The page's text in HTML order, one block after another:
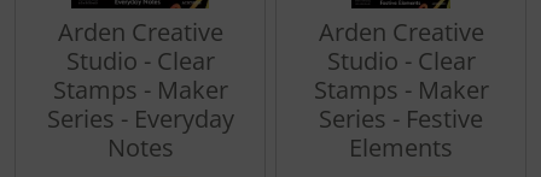
Arden Creative
Studio - Clear
Stamps - Maker
Series - Everyday
Notes
Arden Creative
Studio - Clear
Stamps - Maker
Series - Festive
Elements